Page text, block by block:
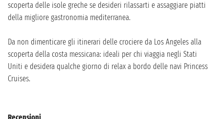
scoperta delle isole greche se desideri rilassarti e assaggiare piatti
della migliore gastronomia mediterranea.
Da non dimenticare gli itinerari delle crociere da Los Angeles alla
scoperta della costa messicana: ideali per chi viaggia negli Stati
Uniti e desidera qualche giorno di relax a bordo delle navi Princess
Cruises.